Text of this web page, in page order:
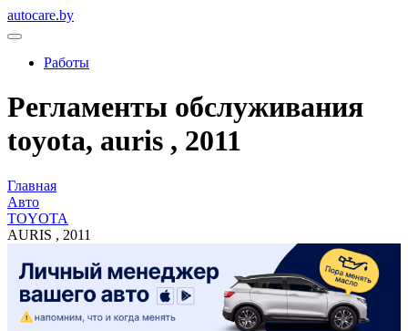
autocare.by
Работы
Регламенты обслуживания
toyota, auris , 2011
Главная
Авто
TOYOTA
AURIS , 2011